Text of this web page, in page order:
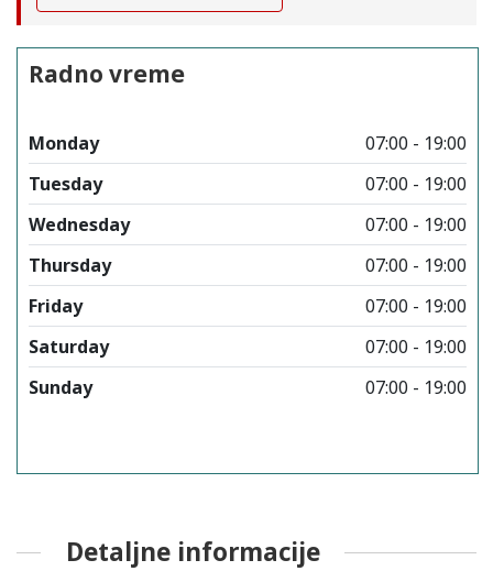
Radno vreme
Monday
07:00 - 19:00
Tuesday
07:00 - 19:00
Wednesday
07:00 - 19:00
Thursday
07:00 - 19:00
Friday
07:00 - 19:00
Saturday
07:00 - 19:00
Sunday
07:00 - 19:00
Detaljne informacije